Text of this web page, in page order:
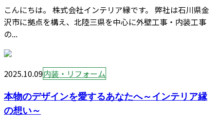
こんにちは。 株式会社インテリア縁です。 弊社は石川県金
沢市に拠点を構え、北陸三県を中心に外壁工事・内装工事
の...
2025.10.09内装・リフォーム
本物のデザインを愛するあなたへ～インテリア縁
の想い～